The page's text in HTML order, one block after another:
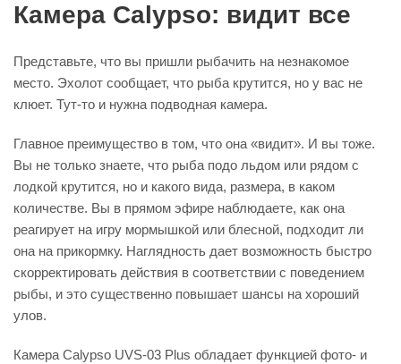
Камера Calypso: видит все
Представьте, что вы пришли рыбачить на незнакомое
место. Эхолот сообщает, что рыба крутится, но у вас не
клюет. Тут-то и нужна подводная камера.
Главное преимущество в том, что она «видит». И вы тоже.
Вы не только знаете, что рыба подо льдом или рядом с
лодкой крутится, но и какого вида, размера, в каком
количестве. Вы в прямом эфире наблюдаете, как она
реагирует на игру мормышкой или блесной, подходит ли
она на прикормку. Наглядность дает возможность быстро
скорректировать действия в соответствии с поведением
рыбы, и это существенно повышает шансы на хороший
улов.
Камера Calypso UVS-03 Plus обладает функцией фото- и